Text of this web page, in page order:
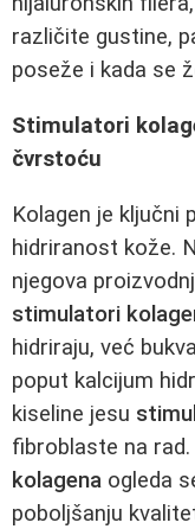
različite gustine,
poseže i kada se
Stimulatori
čvrstoću
Kolagen je ključni
hidriranost kože.
njegova
stimulatori
hidriraju, već
poput kalcijum
kiseline jesu
fibroblaste na
kolagena ogleda
poboljšanju